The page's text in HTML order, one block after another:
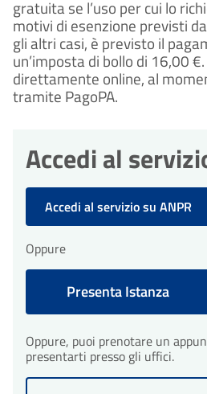
gratuita se l’uso per cui lo
motivi di esenzione previsti
gli altri casi, è previsto il
un’imposta di bollo di 16,00
direttamente online, al
tramite PagoPA.
Accedi al
Accedi al servizio su ANPR
Oppure
Presenta Istanza
Oppure, puoi prenotare un
presentarti presso gli uffici.